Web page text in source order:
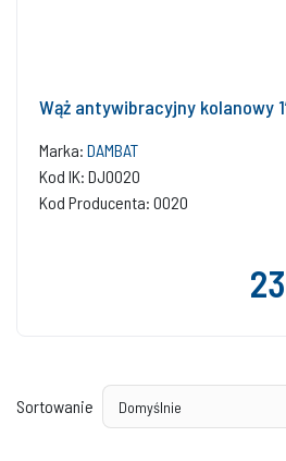
Wąż antywibracyjny kolanowy
Marka: DAMBAT
Kod IK: DJ0020
Kod Producenta: 0020
Sortowanie